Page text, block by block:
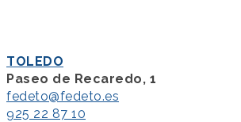
TOLEDO
Paseo de Recaredo, 1
fedeto@fedeto.es
925 22 87 10